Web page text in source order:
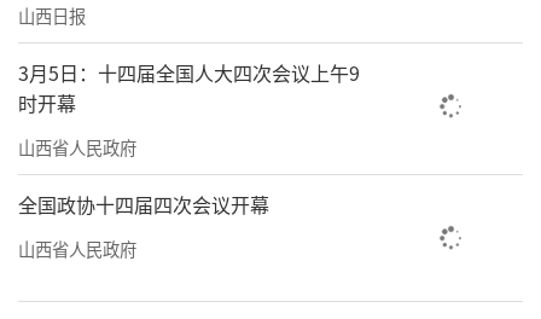
山西日报
3月5日：十四届全国人大四次会议上午9
时开幕
山西省人民政府
全国政协十四届四次会议开幕
山西省人民政府